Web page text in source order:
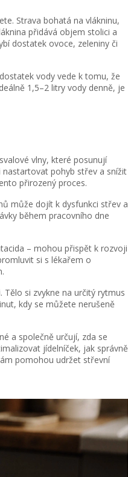
. Strava bohatá na vlákninu,
přidává objem stolici a
dostatek ovoce, zeleniny či
vody vede k tomu, že
1,5–2 litry vody denně, je
svalové vlny, které posunují
pohyb střev a snížit
přirozený proces.
může dojít k dysfunkci střev a
během pracovního dne
– mohou přispět k rozvoji
si s lékařem o
si zvykne na určitý rytmus
kdy se můžete nerušeně
a společně určují, zda se
jídelníček, jak správně
pomohou udržet střevní